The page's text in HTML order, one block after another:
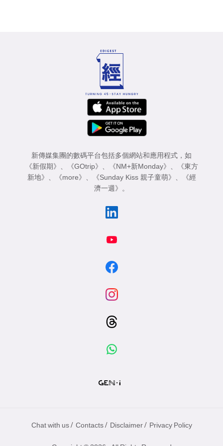
新傳媒集團的數碼平台包括多個網站和應用程式，如
《新假期》
《GOtrip》 《NM+新Monday》
《東方
新地》
《more》 《Sunday Kiss 親子童萌》
《經
濟一週》
。
Chat with us / Contacts / Disclaimer / Privacy Policy